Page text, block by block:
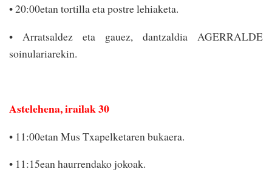
• 20:00etan tortilla eta postre lehiaketa.
• Arratsaldez eta gauez, dantzaldia AGERRALDE
soinulariarekin.
Astelehena, irailak 30
• 11:00etan Mus Txapelketaren bukaera.
• 11:15ean haurrendako jokoak.